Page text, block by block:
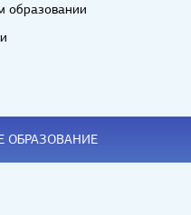
образовании
ОБРАЗОВАНИЕ